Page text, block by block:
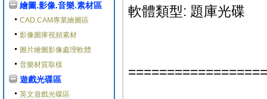
繪圖.影像.音樂.素材區
CAD.CAM專業繪圖區
影像圖庫視頻素材
圖片繪圖影像處理軟體
音樂材質取樣
遊戲光碟區
英文遊戲光碟區
軟體類型: 題庫光碟